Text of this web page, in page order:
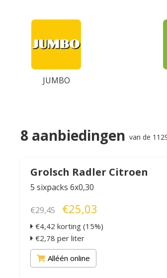
JUMBO
8 aanbiedingen van de
Grolsch Radler Citroen
5 sixpacks 6x0,30
€29,45 €25,03
€4,42 korting (15%)
€2,78 per liter
Alléén online